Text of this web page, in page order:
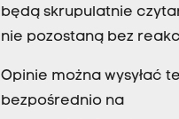
będą skrupulatnie
nie pozostaną bez
Opinie można wysyłać
bezpośrednio na